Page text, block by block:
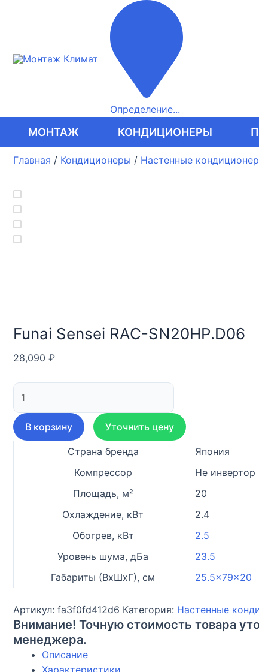
Определение...
МОНТАЖ КОНДИЦИОНЕРЫ
Главная / Кондиционеры / Настенные
Funai Sensei RAC-SN20HP.D06
28,090 ₽
Количество
товара
Funai
Sensei
В корзину Уточнить цену
Страна бренда
Япония
Компрессор
Не инвертор
Площадь, м²
20
Охлаждение, кВт
2.4
Обогрев, кВт
2.5
Уровень шума, дБа
23.5
Габариты (ВхШхГ), см
25.5x79x20
Артикул: fa3f0fd412d6 Категория: Настенные
Внимание! Точную стоимость товара
менеджера.
Описание
Характеристики